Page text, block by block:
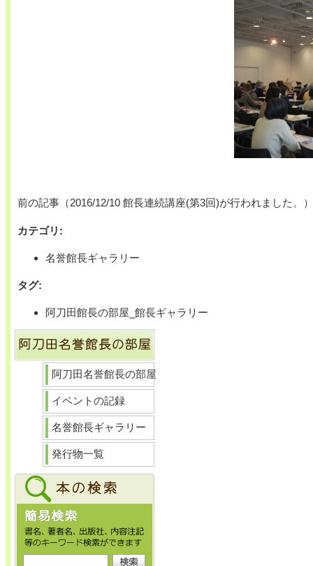
前の記事（2016/12/10 館長連続講座(第3回)が行われました。）
カテゴリ :
名誉館長ギャラリー
タグ:
阿刀田館長の部屋_館長ギャラリー
阿刀田名誉館長の部屋
イベントの記録
名誉館長ギャラリー
発行物一覧